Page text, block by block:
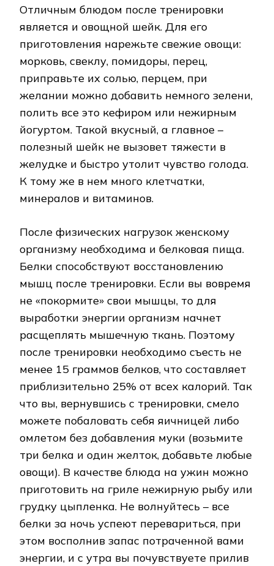
Отличным блюдом после тренировки
является и овощной шейк. Для его
приготовления нарежьте свежие овощи:
морковь, свеклу, помидоры, перец,
приправьте их солью, перцем, при
желании можно добавить немного зелени,
полить все это кефиром или нежирным
йогуртом. Такой вкусный, а главное –
полезный шейк не вызовет тяжести в
желудке и быстро утолит чувство голода.
К тому же в нем много клетчатки,
минералов и витаминов.
После физических нагрузок женскому
организму необходима и белковая пища.
Белки способствуют восстановлению
мышц после тренировки. Если вы вовремя
не «покормите» свои мышцы, то для
выработки энергии организм начнет
расщеплять мышечную ткань. Поэтому
после тренировки необходимо съесть не
менее 15 граммов белков, что составляет
приблизительно 25% от всех калорий. Так
что вы, вернувшись с тренировки, смело
можете побаловать себя яичницей либо
омлетом без добавления муки (возьмите
три белка и один желток, добавьте любые
овощи). В качестве блюда на ужин можно
приготовить на гриле нежирную рыбу или
грудку цыпленка. Не волнуйтесь – все
белки за ночь успеют перевариться, при
этом восполнив запас потраченной вами
энергии, и с утра вы почувствуете прилив